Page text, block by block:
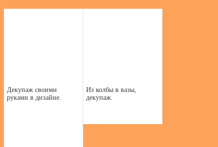
Декупаж своими
руками в дизайне.
Из колбы в вазы,
декупаж.